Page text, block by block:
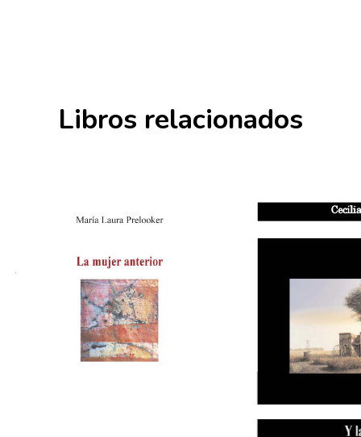
Libros relacionados